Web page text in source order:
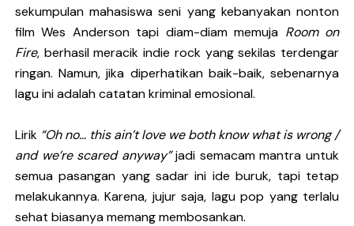
sekumpulan mahasiswa seni yang kebanyakan nonton
film Wes Anderson tapi diam-diam memuja Room on
Fire, berhasil meracik indie rock yang sekilas terdengar
ringan. Namun, jika diperhatikan baik-baik, sebenarnya
lagu ini adalah catatan kriminal emosional.
Lirik “Oh no… this ain’t love we both know what is wrong /
and we’re scared anyway”jadi semacam mantra untuk
semua pasangan yang sadar ini ide buruk, tapi tetap
melakukannya. Karena, jujur saja, lagu pop yang terlalu
sehat biasanya memang membosankan.